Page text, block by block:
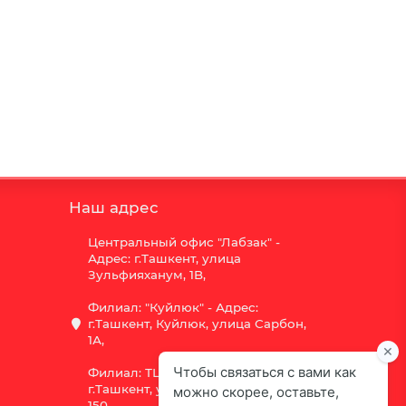
Наш адрес
Центральный офис "Лабзак" -
Адрес: г.Ташкент, улица
Зульфияханум, 1B,
Филиал: "Куйлюк" - Адрес:
г.Ташкент, Куйлюк, улица Сарбон,
1А,
Филиал: ТЦ "Vega" - Адрес:
г.Ташкент, улица Шота Руставели